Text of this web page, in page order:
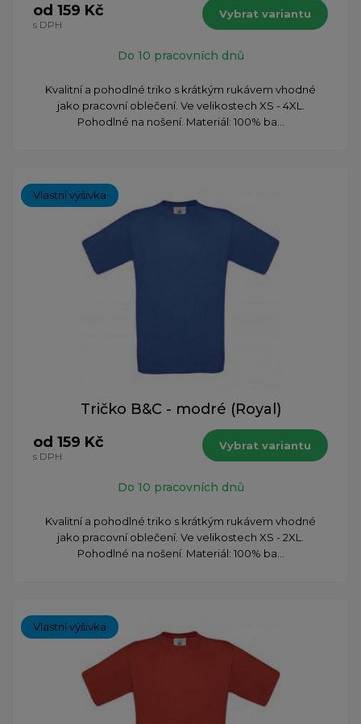
od 159 Kč
s DPH
Vybrat variantu
Do 10 pracovních dnů
Kvalitní a pohodlné triko s krátkým rukávem vhodné
jako pracovní oblečení. Ve velikostech XS - 4XL.
Pohodlné na nošení. Materiál: 100% ba...
Vlastní výšivka
Tričko B&C - modré (Royal)
od 159 Kč
s DPH
Vybrat variantu
Do 10 pracovních dnů
Kvalitní a pohodlné triko s krátkým rukávem vhodné
jako pracovní oblečení. Ve velikostech XS - 2XL.
Pohodlné na nošení. Materiál: 100% ba...
Vlastní výšivka